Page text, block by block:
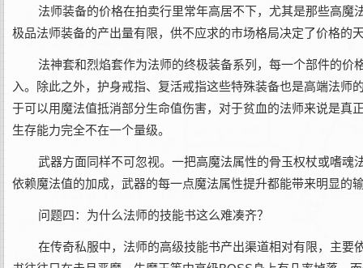
法师装备的价格在拍卖行里常年高居不下，尤其是那些高
极品法师装备的产出量有限，供不应求的市场格局决定了价格的
法神套和烈焰套作为法师的终极装备系列，每一个部件的
入。除此之外，护身戒指、复活戒指这些特殊装备也是高端法
于可以用魔法值抵消部分生命值伤害，对于贫血的法师来说是真
生存能力完全不在一个量级。
武器方面同样不可忽视。一把高魔法属性的骨玉权杖或嗜
依赖魔法值的加成，武器的每一点魔法属性提升都能带来明显的
问题四：为什么法师的技能书这么难凑齐？
在传奇私服中，法师的高级技能书产出渠道相对有限，主